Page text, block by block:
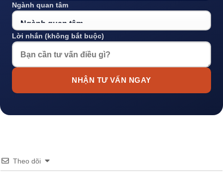
Ngành quan tâm
Lời nhắn (không bắt buộc)
NHẬN TƯ VẤN NGAY
Theo dõi